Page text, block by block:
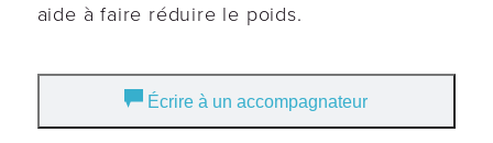
aide à faire réduire le poids.
Écrire à un accompagnateur